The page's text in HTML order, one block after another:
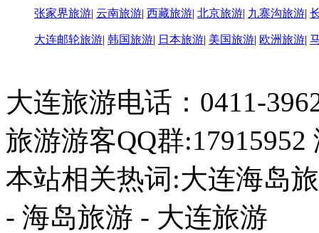
张家界旅游| 云南旅游| 西藏旅游| 北京旅游| 九寨沟旅游|
大连邮轮旅游| 韩国旅游| 日本旅游| 美国旅游| 欧洲旅游|
大连旅游电话：0411-
旅游游客QQ群
本站相关热词:大连海岛
- 海岛旅游 - 大连旅游